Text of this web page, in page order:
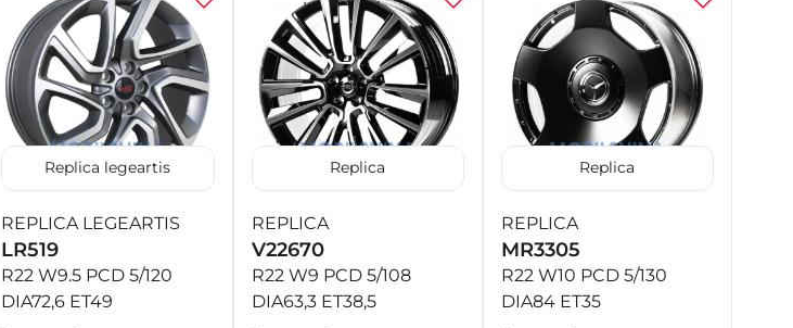
Replica legeartis
REPLICA LEGEARTIS
LR519
R22 W9.5 PCD 5/120
DIA72,6 ET49
Replica
REPLICA
V22670
R22 W9 PCD 5/108
DIA63,3 ET38,5
Replica
REPLICA
MR3305
R22 W10 PCD 5/130
DIA84 ET35